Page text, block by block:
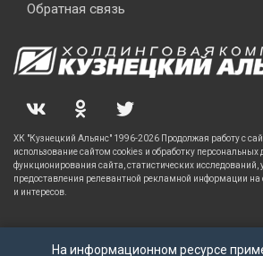
На информационном ресурсе
Обратная связь
ХК "Кузнецкий Альянс" 1996-2026 Продолжая работу с
использование сайтом cookies и обработку
функционирования сайта, статистических исследований,
предоставления релевантной рекламной информации на
и интересов.